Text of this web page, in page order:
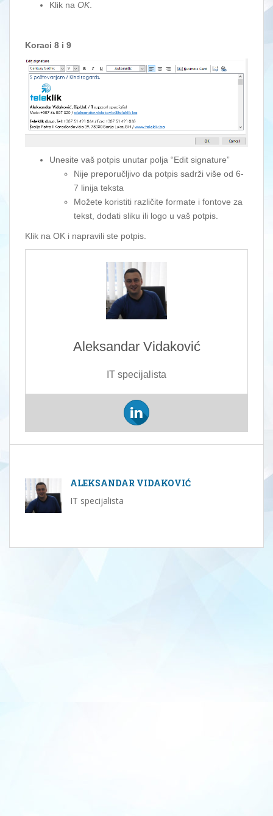
Klik na OK.
Koraci 8 i 9
Unesite vaš potpis unutar polja “Edit signature”
Nije preporučljivo da potpis sadrži više od 6-
7 linija teksta
Možete koristiti različite formate i fontove za
tekst, dodati sliku ili logo u vaš potpis.
Klik na OK i napravili ste potpis.
Aleksandar Vidaković
IT specijalista
ALEKSANDAR VIDAKOVIĆ
IT specijalista